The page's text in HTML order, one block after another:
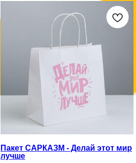
Пакет САРКАЗМ - Делай этот мир
лучше